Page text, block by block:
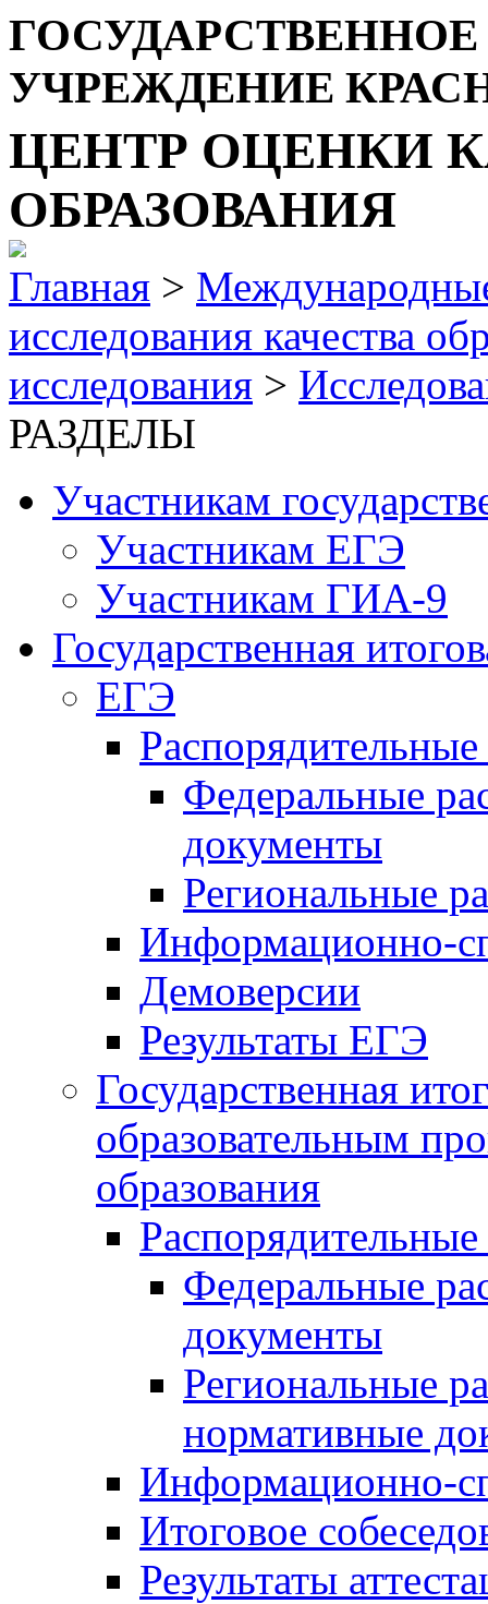
УЧРЕЖДЕНИЕ
ЦЕНТР ОЦЕНКИ
ОБРАЗОВАНИЯ
Главная >
исследования качества
исследования >
РАЗДЕЛЫ
Участникам
Участникам ЕГЭ
Участникам ГИА-9
Государственная
ЕГЭ
Федеральные
документы
Региональные
Информационно-
Демоверсии
Результаты ЕГЭ
Государственная
образовательным
образования
Федеральные
документы
Региональные
нормативные
Информационно-
Итоговое
Результаты